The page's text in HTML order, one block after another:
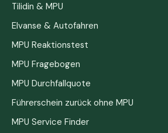
Tilidin & MPU
Elvanse & Autofahren
MPU Reaktionstest
MPU Fragebogen
MPU Durchfallquote
Führerschein zurück ohne MPU
MPU Service Finder